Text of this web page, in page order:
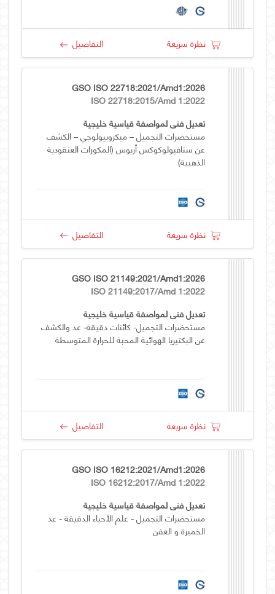
نظرة سريعة التفاصيل
GSO ISO 22718:2021/Amd1:2026
ISO 22718:2015/Amd 1:2022
تعديل فني لمواصفة قياسية خليجية
مستحضرات التجميل – ميكروبيولوجي – الكشف
عن ستافيولوكوكس أريوس (المكورات العنقودية
الذهبية)
نظرة سريعة التفاصيل
GSO ISO 21149:2021/Amd1:2026
ISO 21149:2017/Amd 1:2022
تعديل فني لمواصفة قياسية خليجية
مستحضرات التجميل- كائنات دقيقة- عد والكشف
عن البكتيريا الهوائية المحبة للحرارة المتوسطة
نظرة سريعة التفاصيل
GSO ISO 16212:2021/Amd1:2026
ISO 16212:2017/Amd 1:2022
تعديل فني لمواصفة قياسية خليجية
مستحضرات التجميل - علم الأحياء الدقيقة - عد
الخميرة و العفن